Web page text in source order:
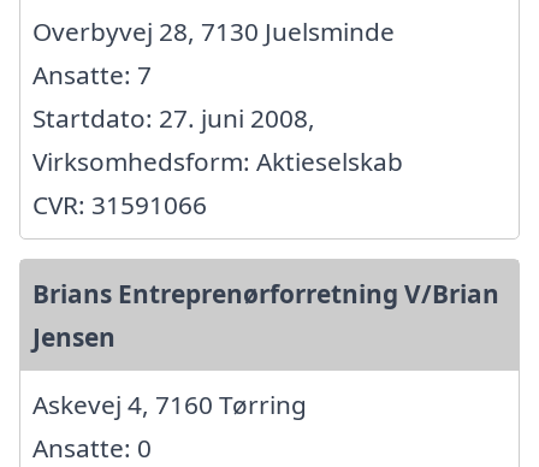
Overbyvej 28, 7130 Juelsminde
Ansatte: 7
Startdato: 27. juni 2008,
Virksomhedsform: Aktieselskab
CVR: 31591066
Brians Entreprenørforretning V/Brian
Jensen
Askevej 4, 7160 Tørring
Ansatte: 0